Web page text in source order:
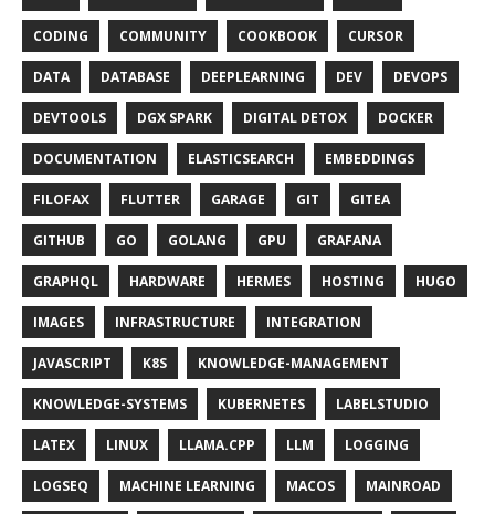
CODING COMMUNITY COOKBOOK CURSOR
DATA DATABASE DEEPLEARNING DEV DEVOPS
DEVTOOLS DGX SPARK DIGITAL DETOX DOCKER
DOCUMENTATION ELASTICSEARCH EMBEDDINGS
FILOFAX FLUTTER GARAGE GIT GITEA
GITHUB GO GOLANG GPU GRAFANA
GRAPHQL HARDWARE HERMES HOSTING HUGO
IMAGES INFRASTRUCTURE INTEGRATION
JAVASCRIPT K8S KNOWLEDGE-MANAGEMENT
KNOWLEDGE-SYSTEMS KUBERNETES LABELSTUDIO
LATEX LINUX LLAMA.CPP LLM LOGGING
LOGSEQ MACHINE LEARNING MACOS MAINROAD